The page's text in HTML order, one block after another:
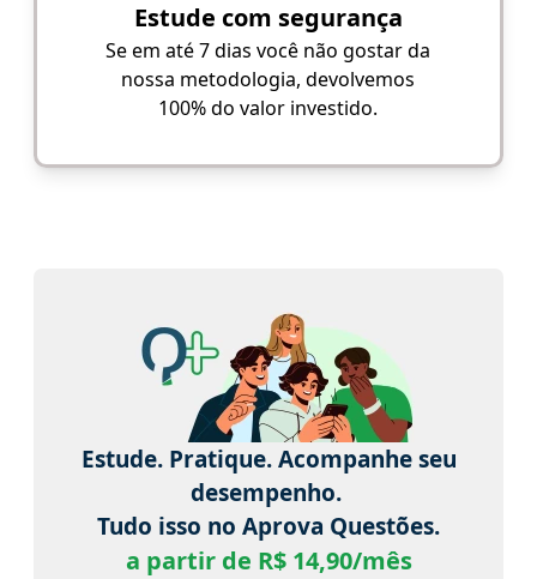
Estude com segurança
Se em até 7 dias você não gostar da
nossa metodologia, devolvemos
100% do valor investido.
Estude. Pratique. Acompanhe seu
desempenho.
Tudo isso no Aprova Questões.
a partir de R$ 14,90/mês